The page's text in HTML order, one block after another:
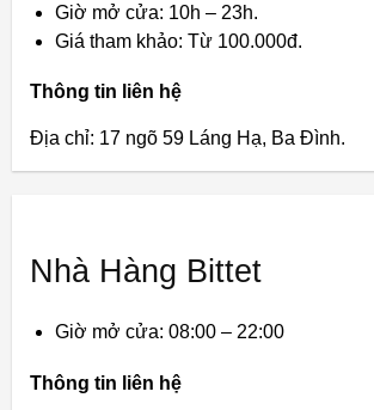
Giờ mở cửa: 10h – 23h.
Giá tham khảo: Từ 100.000đ.
Thông tin liên hệ
Địa chỉ: 17 ngõ 59 Láng Hạ, Ba Đình.
Nhà Hàng Bittet
Giờ mở cửa: 08:00 – 22:00
Thông tin liên hệ